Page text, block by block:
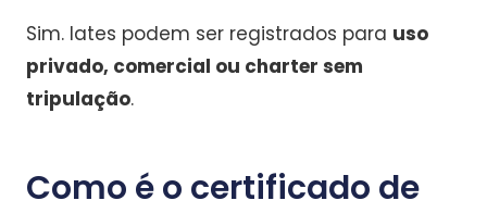
Sim. Iates podem ser registrados para uso
privado, comercial ou charter sem
tripulação.
Como é o certificado de